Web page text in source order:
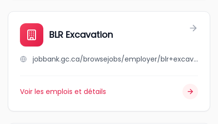
BLR Excavation
jobbank.gc.ca/browsejobs/employer/blr+excavation/ca
Voir les emplois et détails